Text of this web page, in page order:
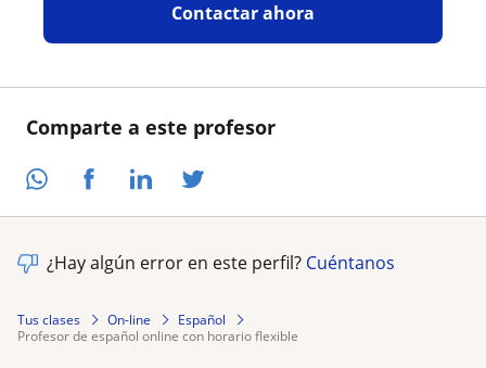
Comparte a este profesor
Contactar ahora
¿Hay algún error en este perfil? Cuéntanos
Tus clases On-line
Español
profesor de español online con horario flexible